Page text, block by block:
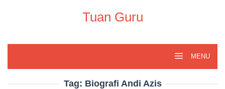
Tuan Guru
MENU
Tag: Biografi Andi Azis